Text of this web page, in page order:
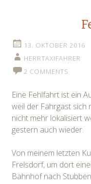
13. OKTOBER 2016
HERRTAXIFAHRER
2 COMMENTS
Eine Fehlfahrt ist ein
weil der Fahrgast sich
nicht mehr lokalisiert
gestern auch wieder.
Von meinem letzten
Frelsdorf, um dort
Bahnhof nach